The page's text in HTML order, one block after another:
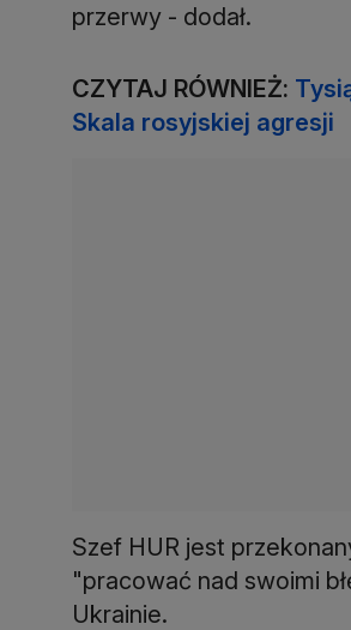
przerwy - dodał.
CZYTAJ RÓWNIEŻ:
Skala rosyjskiej agresji
Szef HUR jest
"pracować nad swoimi
Ukrainie.